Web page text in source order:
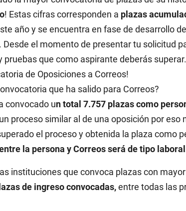
! Estas cifras corresponden a plazas
año y se encuentra en fase de desarrollo
Desde el momento de presentar tu solicitud
pruebas que como aspirante deberás
de Oposiciones a Correos!
que ha salido para Correos?
convocado un total 7.757 plazas como
proceso similar al de una oposición por eso
el proceso y obtenida la plaza como
la persona y Correos será de tipo
instituciones que convoca plazas con
de ingreso convocadas,entre todas las